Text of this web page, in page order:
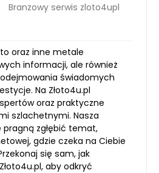
Branzowy serwis zloto4upl
oraz inne metale
informacji, ale również
świadomych
Na Złoto4u.pl
oraz praktyczne
szlachetnymi. Nasza
zgłębić temat,
gdzie czeka na Ciebie
się sam, jak
aby odkryć